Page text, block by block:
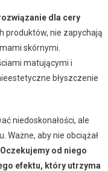
dla cery
produktów, nie zapychają
skórnymi.
matującymi i
błyszczenie
niedoskonałości, ale
Ważne, aby nie obciążał
Oczekujemy od niego
efektu, który utrzyma